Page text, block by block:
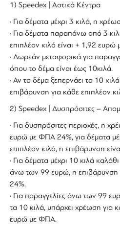
1) Speedex | Αστικά Κέντρα
· Για δέματα μέχρι 3 κιλά, η
· Για δέματα παραπάνω από 3
επιπλέον κιλό είναι + 1,92
· Δωρεάν μεταφορικά για
όπου το δέμα είναι έως 10κιλά.
· Αν το δέμα ξεπερνάει τα 10
επιβάρυνση για κάθε επιπλέον
2) Speedex | Δυσπρόσιτες –
· Για δυσπρόσιτες περιοχές, η
ευρώ με ΦΠΑ 24%, για δέματα
επιπλέον κιλό, η επιβάρυνση
· Για δέματα μέχρι 10 κιλά
άνω των 99 ευρώ, η
24%.
· Για παραγγελίες άνω των 99
τα 10 κιλά, υπάρχει χρέωση για
ευρώ με ΦΠΑ.